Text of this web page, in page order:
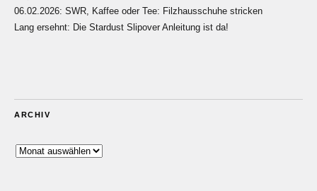
06.02.2026: SWR, Kaffee oder Tee: Filzhausschuhe stricken
Lang ersehnt: Die Stardust Slipover Anleitung ist da!
ARCHIV
Archiv